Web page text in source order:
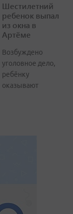
Шестилетний
ребенок выпал
из окна в
Артёме
Возбуждено
уголовное дело,
ребёнку
оказывают